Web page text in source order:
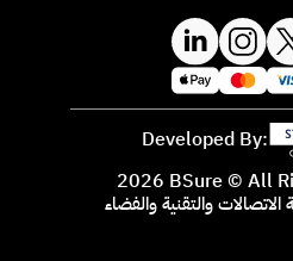
Developed By:
2026 BSure © All
والتقنية والفضاء